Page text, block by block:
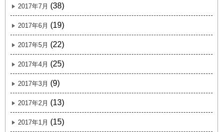
2017年7月 (38)
2017年6月 (19)
2017年5月 (22)
2017年4月 (25)
2017年3月 (9)
2017年2月 (13)
2017年1月 (15)